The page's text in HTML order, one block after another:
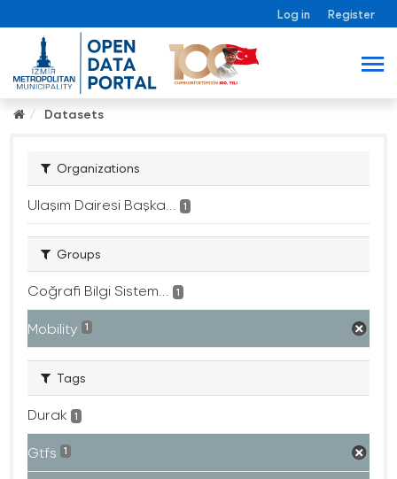
Log in Register
Datasets
Organizations
Ulaşım Dairesi Başka... 1
Groups
Coğrafi Bilgi Sistem... 1
Mobility 1
Tags
Durak 1
Gtfs 1